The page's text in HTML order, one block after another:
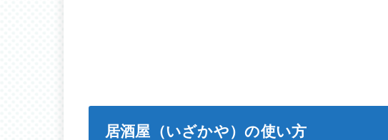
居酒屋（いざかや）の使い方